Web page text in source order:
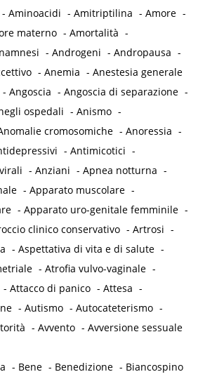
-Aminoacidi -Amitriptilina -Amore -
materno -Amortalità -
-Androgeni -Andropausa -
-Anemia -Anestesia generale
-Angoscia -Angoscia di separazione -
ospedali -Anismo -
cromosomiche -Anoressia -
-Antimicotici -
-Anziani -Apnea notturna -
-Apparato muscolare -
-Apparato uro-genitale femminile -
clinico conservativo -Artrosi -
-Aspettativa di vita e di salute -
-Atrofia vulvo-vaginale -
-Attacco di panico -Attesa -
-Autismo -Autocateterismo -
-Avvento -Avversione sessuale
- Bene - Benedizione - Biancospino